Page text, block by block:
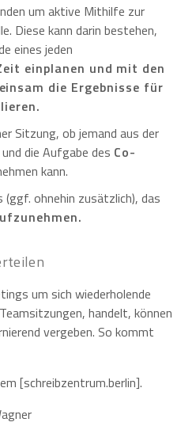
um aktive Mithilfe zur
Diese kann darin bestehen,
eines jeden
einplanen und mit den
die Ergebnisse für
Sitzung, ob jemand aus der
die Aufgabe des Co-
kann.
(ggf. ohnehin zusätzlich), das
um sich wiederholende
handelt, können
vergeben. So kommt
[schreibzentrum.berlin].